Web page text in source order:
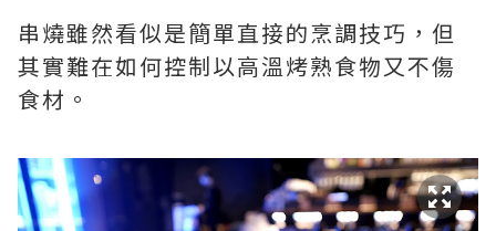
串燒雖然看似是簡單直接的烹調技巧，但
其實難在如何控制以高溫烤熟食物又不傷
食材。